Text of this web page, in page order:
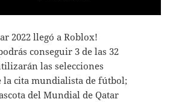
2022 llegó a Roblox!
conseguir 3 de las 32
las selecciones
la cita mundialista de fútbol;
del Mundial de Qatar